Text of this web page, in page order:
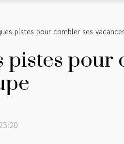
pistes pour combler ses
pistes pour